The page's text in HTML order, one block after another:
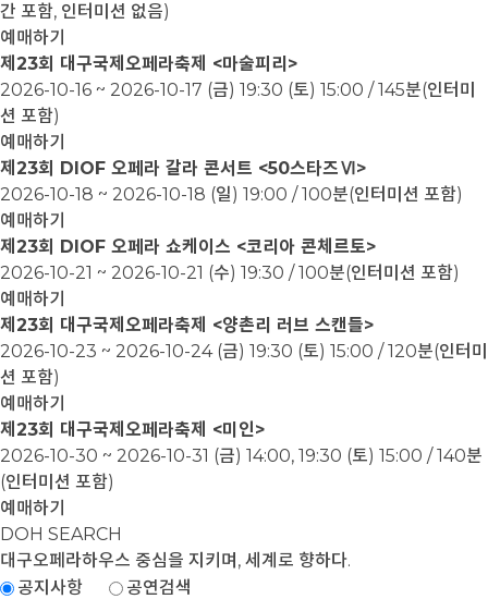
간 포함, 인터미션 없음)
예매하기
제23회 대구국제오페라축제 <마술피리>
2026-10-16 ~ 2026-10-17 (금) 19:30 (토) 15:00 / 145분(인터미
션 포함)
예매하기
제23회 DIOF 오페라 갈라 콘서트 <50스타즈Ⅵ>
2026-10-18 ~ 2026-10-18 (일) 19:00 / 100분(인터미션 포함)
예매하기
제23회 DIOF 오페라 쇼케이스 <코리아 콘체르토>
2026-10-21 ~ 2026-10-21 (수) 19:30 / 100분(인터미션 포함)
예매하기
제23회 대구국제오페라축제 <양촌리 러브 스캔들>
2026-10-23 ~ 2026-10-24 (금) 19:30 (토) 15:00 / 120분(인터미
션 포함)
예매하기
제23회 대구국제오페라축제 <미인>
2026-10-30 ~ 2026-10-31 (금) 14:00, 19:30 (토) 15:00 / 140분
(인터미션 포함)
예매하기
DOH SEARCH
대구오페라하우스 중심을 지키며, 세계로 향하다.
공지사항
공연검색